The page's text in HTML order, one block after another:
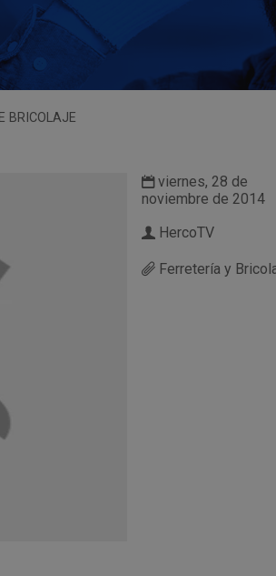
BRICOLAJE
viernes, 28 de
noviembre de 2014
HercoTV
Ferretería y